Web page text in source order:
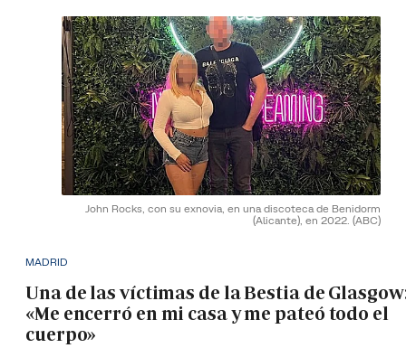
John Rocks, con su exnovia, en una discoteca de Benidorm
(Alicante), en 2022. (ABC)
MADRID
Una de las víctimas de la Bestia de
«Me encerró en mi casa y me pateó todo el
cuerpo»